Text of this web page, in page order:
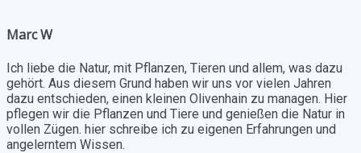
Marc W
Ich liebe die Natur, mit Pflanzen, Tieren und allem, was dazu
gehört. Aus diesem Grund haben wir uns vor vielen Jahren
dazu entschieden, einen kleinen Olivenhain zu managen. Hier
pflegen wir die Pflanzen und Tiere und genießen die Natur in
vollen Zügen. hier schreibe ich zu eigenen Erfahrungen und
angelerntem Wissen.